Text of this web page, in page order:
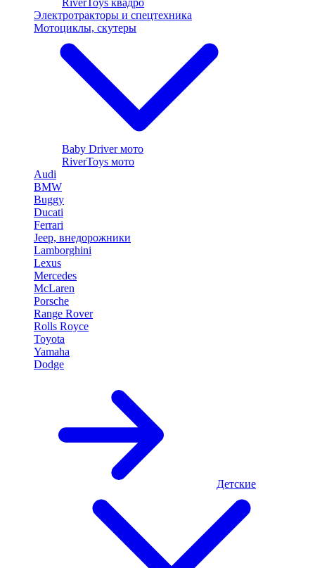
RiverToys квадро
Электротракторы и спецтехника
Мотоциклы, скутеры
Baby Driver мото
RiverToys мото
Audi
BMW
Buggy
Ducati
Ferrari
Jeep, внедорожники
Lamborghini
Lexus
Mercedes
McLaren
Porsche
Range Rover
Rolls Royce
Toyota
Yamaha
Dodge
Детские